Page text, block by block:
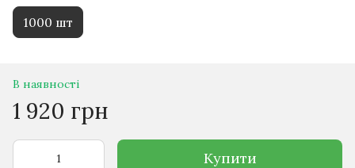
1000 шт
В наявності
1 920 грн
Купити